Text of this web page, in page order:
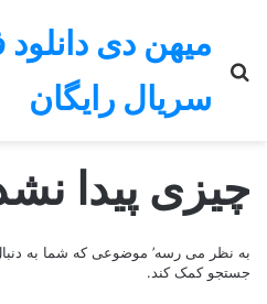
میهن دی دانلود
سریال رایگان
جستجو
برای
چیزی پیدا
به نظر می رسه’ موضوعی که شما به
جستجو کمک کند.